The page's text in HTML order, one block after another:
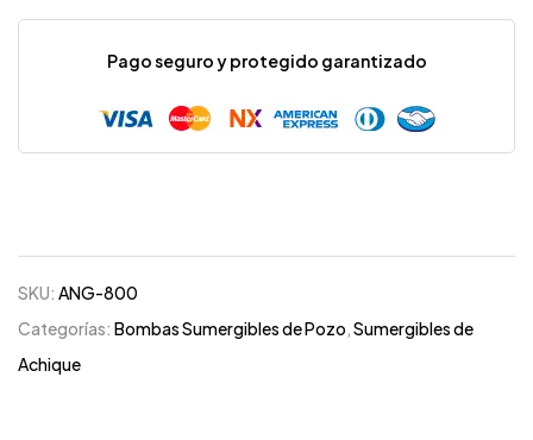
Pago seguro y protegido garantizado
SKU: ANG-800
Categorías: Bombas Sumergibles de Pozo,Sumergibles de
Achique